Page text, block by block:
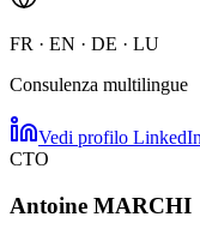
FR · EN · DE · LU
Consulenza multilingue
Vedi profilo LinkedIn
CTO
Antoine MARCHI